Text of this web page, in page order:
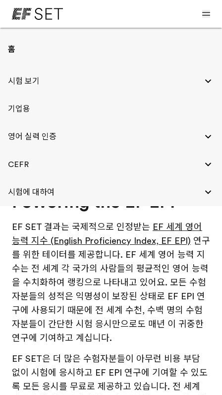
홈
시험 보기
기업용
영어 실력 인증
CEFR
시험에 대하여
EF SET, EF EPI를 위한
Powering the EF EPI
EF SET 결과는 국제적으로 인정받는 EF 세계 영어
능력 지수 (English Proficiency Index, EF EPI) 연구
를 위한 테이터를 제공합니다. EF 세계 영어 능력 지
수는 전 세계 각 국가의 사람들의 평균적인 영어 능력
을 수치화하여 랭킹으로 나타내고 있어요. 모든 수험
자분들의 성적은 익명성이 보장된 상태로 EF EPI 연
구에 사용되기 때문에 전 세계 수천, 수백 명의 수험
자분들이 간단한 시험 응시만으로도 매년 이 귀중한
연구에 기여하고 계십니다.
EF SET은 더 많은 수험자분들이 아무런 비용 부담
없이 시험에 응시하고 EF EPI 연구에 기여할 수 있도
록 모든 응시를 무료로 제공하고 있습니다. 전 세계